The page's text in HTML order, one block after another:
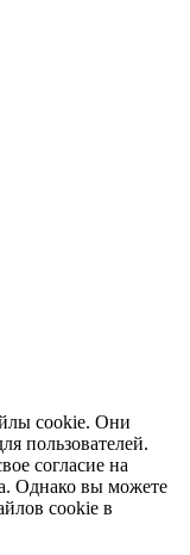
cookie. Они
пользователей.
согласие на
Однако вы можете
cookie в